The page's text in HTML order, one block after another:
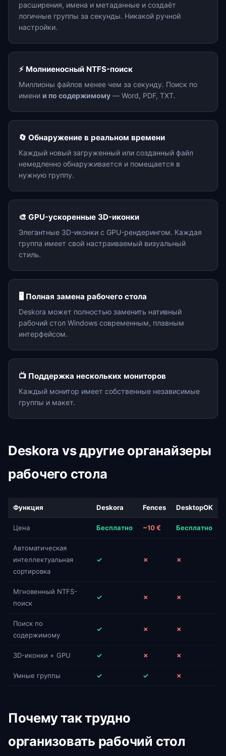
расширения, имена и метаданные и создаёт
логичные группы за секунды. Никакой ручной
настройки.
⚡ Молниеносный NTFS-поиск
Миллионы файлов менее чем за секунду. Поиск по
имени и по содержимому — Word, PDF, TXT.
🔄 Обнаружение в реальном времени
Каждый новый загруженный или созданный файл
немедленно обнаруживается и помещается в
нужную группу.
🎨 GPU-ускоренные 3D-иконки
Элегантные 3D-иконки с GPU-рендерингом. Каждая
группа имеет свой настраиваемый визуальный
стиль.
🖥️ Полная замена рабочего стола
Deskora может полностью заменить нативный
рабочий стол Windows современным, плавным
интерфейсом.
📺 Поддержка нескольких мониторов
Каждый монитор имеет собственные независимые
группы и макет.
Deskora vs другие органайзеры
рабочего стола
Функция Deskora Fences DesktopOK
Цена Бесплатно ~10 € Бесплатно
Автоматическая
интеллектуальная
сортировка
✓ ✗ ✗
Мгновенный NTFS-
поиск
✓ ✗ ✗
Поиск по
содержимому
✓ ✗ ✗
3D-иконки + GPU ✓ ✗ ✗
Умные группы ✓ ✓ ✗
Почему так трудно
организовать рабочий стол